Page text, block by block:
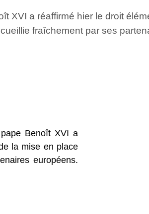
XVI a réaffirmé hier le droit
fraîchement par ses
Benoît XVI a
la mise en place
européens.